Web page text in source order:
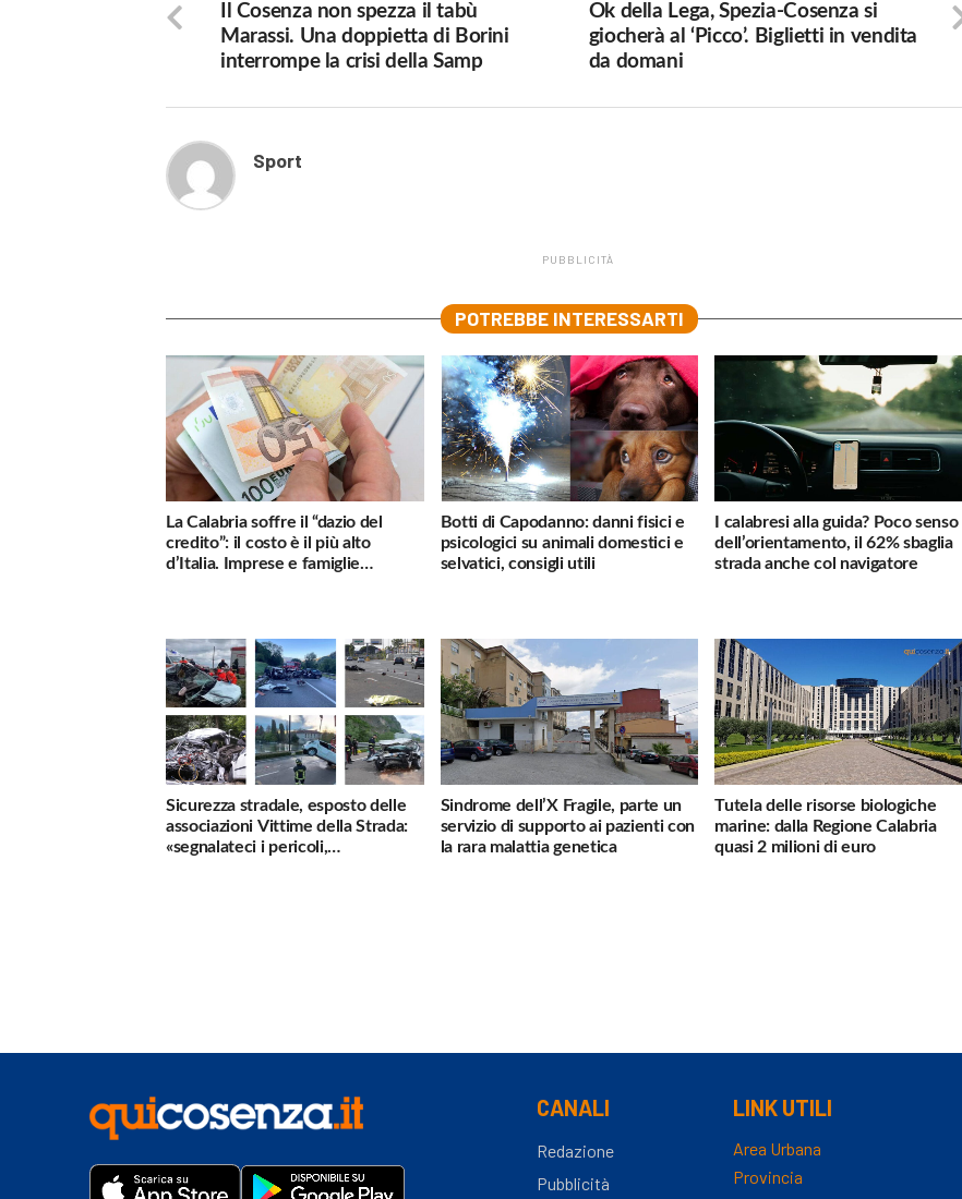
Ok della Lega, Spezia-Cosenza si
giocherà al ‘Picco’. Biglietti in vendita
da domani
Il Cosenza non spezza il tabù
Marassi. Una doppietta di Borini
interrompe la crisi della Samp
Sport
PUBBLICITÀ
POTREBBE INTERESSARTI
La Calabria soffre il “dazio del
credito”: il costo è il più alto
d’Italia. Imprese e famiglie
Botti di Capodanno: danni fisici e
psicologici su animali domestici e
selvatici, consigli utili
I calabresi alla guida? Poco senso
dell’orientamento, il 62% sbaglia
strada anche col navigatore
Sicurezza stradale, esposto delle
associazioni Vittime della Strada:
«segnalateci i pericoli,
Sindrome dell’X Fragile, parte un
servizio di supporto ai pazienti con
la rara malattia genetica
Tutela delle risorse biologiche
marine: dalla Regione Calabria
quasi 2 milioni di euro
CANALI
Redazione
Pubblicità
LINK UTILI
Area Urbana
Provincia